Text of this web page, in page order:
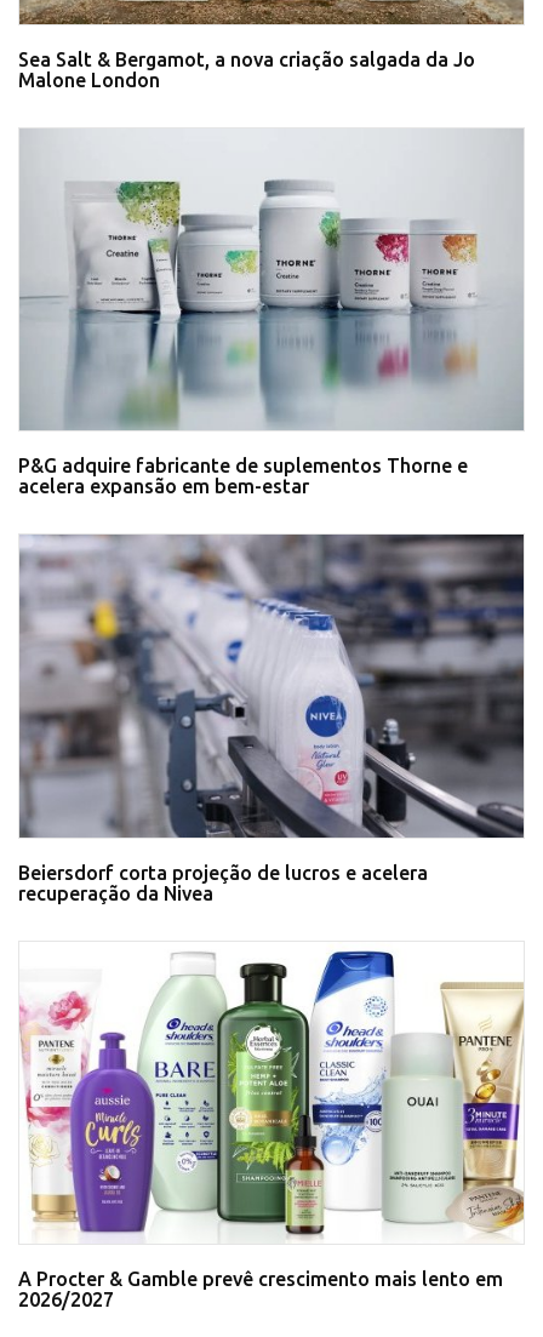
Sea Salt & Bergamot, a nova criação salgada da Jo
Malone London
P&G adquire fabricante de suplementos Thorne e
acelera expansão em bem-estar
Beiersdorf corta projeção de lucros e acelera
recuperação da Nivea
A Procter & Gamble prevê crescimento mais lento em
2026/2027